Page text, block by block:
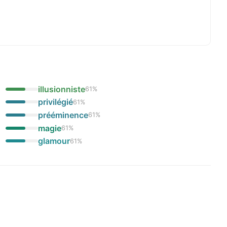
illusionniste61 %
privilégié61 %
prééminence61 %
magie61 %
glamour61%